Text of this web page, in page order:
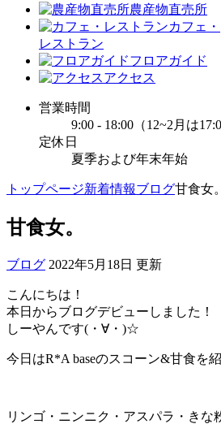
農産物直売所
カフェ・
レストラン
フロアガイド
アクセス
営業時間
9:00 - 18:00（12~2月は
定休日
夏季および年末年始
トップページ新着情報ブログ甘食女。
甘食女。
ブログ 2022年5月18日 更新
こんにちは！
本日からブログデビューしました！
しーやんです(・∀・)☆
今日はR*A baseのスコーン&甘食を
リンゴ・ニンニク・アスパラ・きな